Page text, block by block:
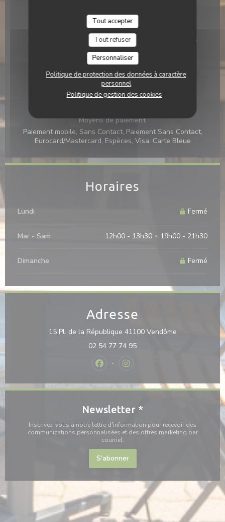
Tout accepter
Tout refuser
Personnaliser
Politique de protection des données à caractère
personnel
Politique de gestion des cookies
Cuisine
Produits de saison, Terroir, Fait maison, Produits frais
Type de restaurant
Cave à Cidre, Crêperie
Services
Climatisation, Terrasse
Moyens de paiement
Paiement mobile, Sans Contact, Paiement Sans Contact,
Eurocard/Mastercard, Espèces, Visa, Carte Bleue
Horaires
Lundi Fermé
Mar - Sam 12h00 - 13h30 • 19h00 - 21h30
Dimanche Fermé
Adresse
15 Pl. de la République 41100 Vendôme((ouvre une
02 54 77 74 95
Facebook ((ouvre une nouvelle
Instagram ((ouvre une
Newsletter *
Inscrivez-vous à notre lettre d'information pour recevoir des
communications personnalisées et des offres marketing par
courriel.
S'abonner